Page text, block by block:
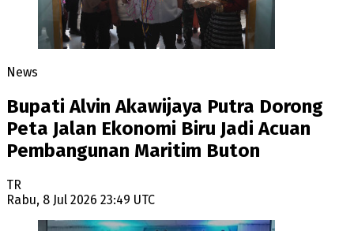
News
Bupati Alvin Akawijaya Putra Dorong
Peta Jalan Ekonomi Biru Jadi Acuan
Pembangunan Maritim Buton
TR
Rabu, 8 Jul 2026 23:49 UTC